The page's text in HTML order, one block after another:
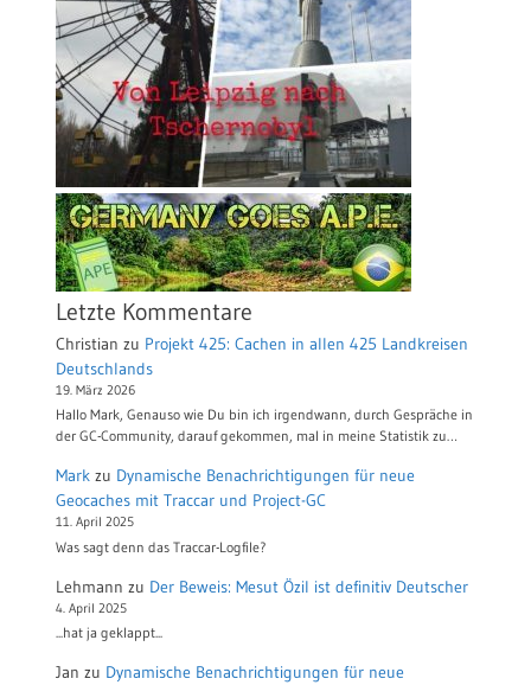
Letzte Kommentare
Christian zu Projekt 425: Cachen in allen 425 Landkreisen
Deutschlands
19. März 2026
Hallo Mark, Genauso wie Du bin ich irgendwann, durch Gespräche in
der GC-Community, darauf gekommen, mal in meine Statistik zu…
Mark zu Dynamische Benachrichtigungen für neue
Geocaches mit Traccar und Project-GC
11. April 2025
Was sagt denn das Traccar-Logfile?
Lehmann zu Der Beweis: Mesut Özil ist definitiv Deutscher
4. April 2025
...hat ja geklappt...
Jan zu Dynamische Benachrichtigungen für neue